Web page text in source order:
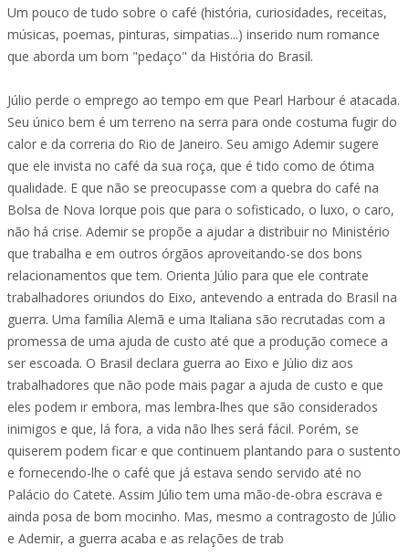
Um pouco de tudo sobre o café (história, curiosidades, receitas,
músicas, poemas, pinturas, simpatias...) inserido num romance
que aborda um bom "pedaço" da História do Brasil.
Júlio perde o emprego ao tempo em que Pearl Harbour é atacada.
Seu único bem é um terreno na serra para onde costuma fugir do
calor e da correria do Rio de Janeiro. Seu amigo Ademir sugere
que ele invista no café da sua roça, que é tido como de ótima
qualidade. E que não se preocupasse com a quebra do café na
Bolsa de Nova Iorque pois que para o sofisticado, o luxo, o caro,
não há crise. Ademir se propõe a ajudar a distribuir no Ministério
que trabalha e em outros órgãos aproveitando-se dos bons
relacionamentos que tem. Orienta Júlio para que ele contrate
trabalhadores oriundos do Eixo, antevendo a entrada do Brasil na
guerra. Uma família Alemã e uma Italiana são recrutadas com a
promessa de uma ajuda de custo até que a produção comece a
ser escoada. O Brasil declara guerra ao Eixo e Júlio diz aos
trabalhadores que não pode mais pagar a ajuda de custo e que
eles podem ir embora, mas lembra-lhes que são considerados
inimigos e que, lá fora, a vida não lhes será fácil. Porém, se
quiserem podem ficar e que continuem plantando para o sustento
e fornecendo-lhe o café que já estava sendo servido até no
Palácio do Catete. Assim Júlio tem uma mão-de-obra escrava e
ainda posa de bom mocinho. Mas, mesmo a contragosto de Júlio
e Ademir, a guerra acaba e as relações de trab